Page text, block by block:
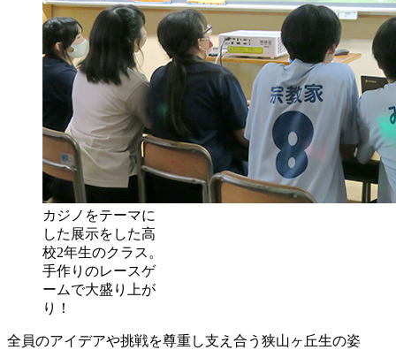
カジノをテーマに
した展示をした高
校2年生のクラス。
手作りのレースゲ
ームで大盛り上が
り！
全員のアイデアや挑戦を尊重し支え合う狭山ヶ丘生の姿